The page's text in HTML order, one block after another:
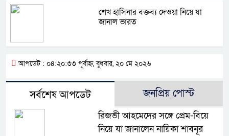
শেখ হাসিনার বক্তব্য দেওয়া নিয়ে যা
জানাল ভারত
আপডেট : ০৪:২০:৩৩ পূর্বাহ্ন, বুধবার, ২০ মে ২০২৬
সর্বশেষ আপডেট জনপ্রিয় পোস্ট
রিজভী আহমেদের সঙ্গে প্রেম-বিয়ে
নিয়ে যা জানালেন নায়িকা শাবনূর